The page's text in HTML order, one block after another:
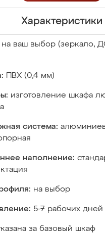
Характеристики
на ваш выбор (зеркало,
ПВХ (0,4 мм)
изготовление шкафа
система:
наполнение:
на выбор
5-7 рабочих дней
за базовый шкаф